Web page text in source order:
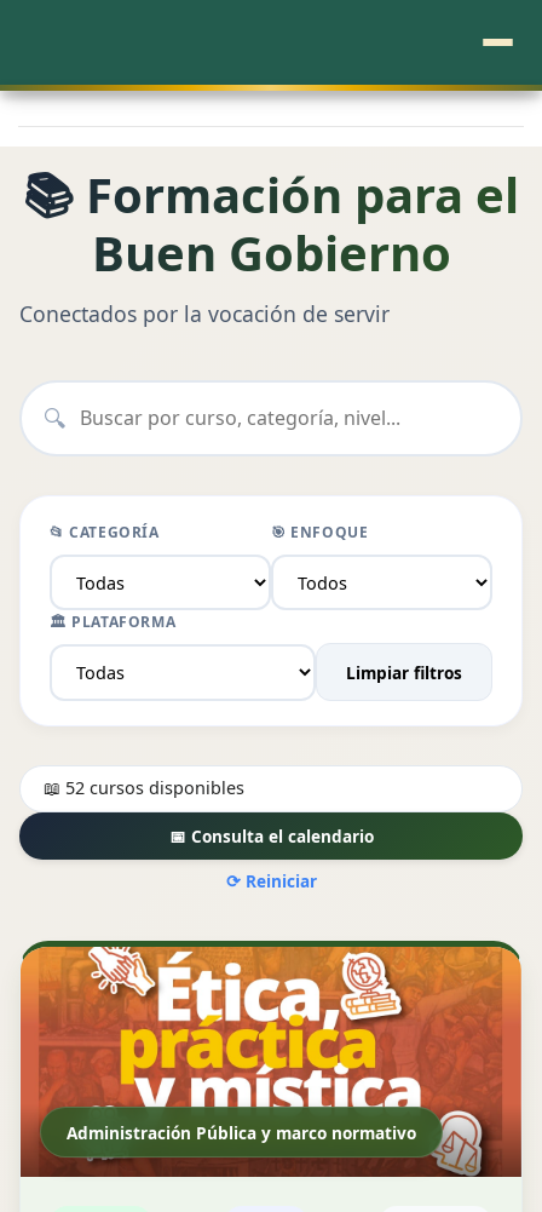
📚 Formación para el
Buen Gobierno
Conectados por la vocación de servir
🔍
📂 CATEGORÍA 🎯 ENFOQUE
🏛️ PLATAFORMA
Limpiar filtros
📖 52 cursos disponibles
📅 Consulta el calendario
⟳ Reiniciar
Administración Pública y marco normativo